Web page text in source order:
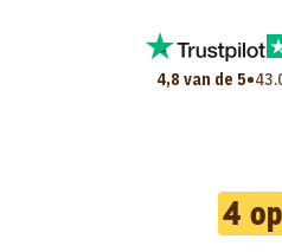
4,8 van de 5•
4